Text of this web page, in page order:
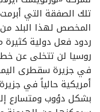
تلك الصفقة التي
ردود فعل دولية كثيرة
روسيا لن تتخلى عن
في جزيرة سقطرى
أمريكية حالياً في
بشكل دؤوب ومتسارع